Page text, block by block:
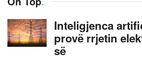
Inteligjenca
provë rrjetin
së